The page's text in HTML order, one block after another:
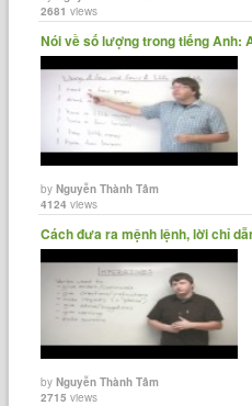
2681 views
Nói về số lượng trong tiếng Anh:
byNguyễn Thành Tâm
4124 views
Cách đưa ra mệnh lệnh, lời chỉ
byNguyễn Thành Tâm
2715 views